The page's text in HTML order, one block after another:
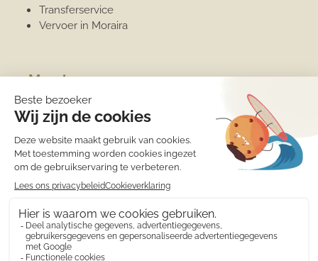
Transferservice
Vervoer in Moraira
Moraira
Algemene informatie
Overwinteren
Jachthaven
Sport
Strand
Het weer
Eten en drinken
Winkels
Wat is er te doen?